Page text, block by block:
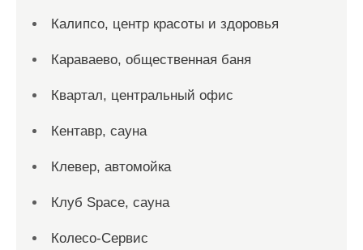
Калипсо, центр красоты и здоровья
Караваево, общественная баня
Квартал, центральный офис
Кентавр, сауна
Клевер, автомойка
Клуб Space, сауна
Колесо-Сервис